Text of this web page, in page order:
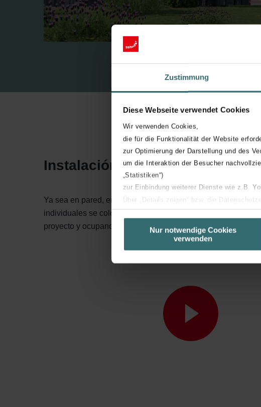
Zustimmung
Diese Webseite verwendet Cookies
Wir verwenden Cookies,
die für die Funktionalität der Website
zur Optimierung der Darstellung und des
um die Interaktion der Besucher
„Statistiken“)
zur Einbindung weiterer Dienste wie z.B.
Über „Details zeigen“ bzw. die
unserer Website verwenden, um Ihnen die
basierend auf Ihren Interessen zur
Datenschutzerklärung widerrufen.
Zehnder Group AG: Data Privacy
Zehnder Group België nv/sa:
Zehnder Group Czech Republic s.r.o.:
Zehnder Group France: Protection des
Zehnder Group Ibérica SAU: Política de
Zehnder Group İç Mekan İklimlendirme
Nur notwendige Cookies
verwenden
Instalación fácil y flexible
Ya sea en pared, en techo, en vertical u horizontal, los
individuales se colocan de forma flexible, adaptándose a cada
proyecto y ocupando el mínimo espacio posible.